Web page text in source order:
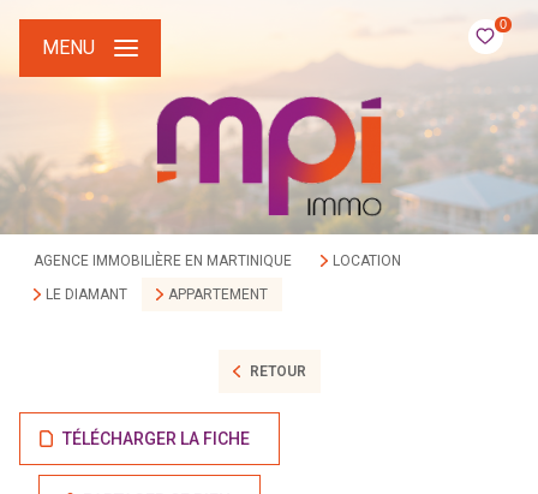
0
MENU
AGENCE IMMOBILIÈRE EN MARTINIQUE
LOCATION
LE DIAMANT
APPARTEMENT
RETOUR
TÉLÉCHARGER LA FICHE